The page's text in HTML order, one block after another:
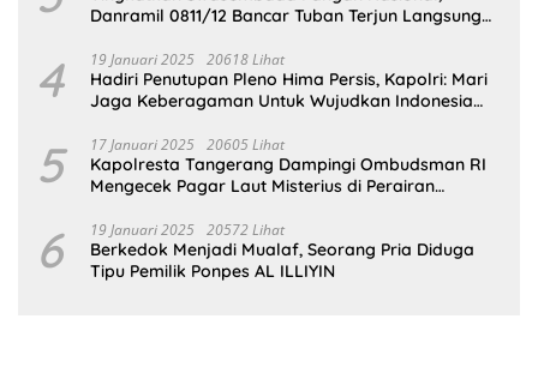
Danramil 0811/12 Bancar Tuban Terjun Langsung
4 19 Januari 2025 20618 Lihat
Hadiri Penutupan Pleno Hima Persis, Kapolri: Mari
Jaga Keberagaman Untuk Wujudkan Indonesia
5 17 Januari 2025 20605 Lihat
Kapolresta Tangerang Dampingi Ombudsman RI
Mengecek Pagar Laut Misterius di Perairan
6 19 Januari 2025 20572 Lihat
Berkedok Menjadi Mualaf, Seorang Pria Diduga
Tipu Pemilik Ponpes AL ILLIYIN